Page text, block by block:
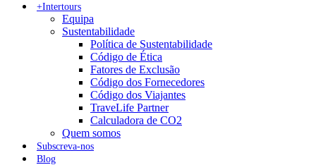
+Intertours
Equipa
Sustentabilidade
Política de Sustentabilidade
Código de Ética
Fatores de Exclusão
Código dos Fornecedores
Código dos Viajantes
TraveLife Partner
Calculadora de CO2
Quem somos
Subscreva-nos
Blog